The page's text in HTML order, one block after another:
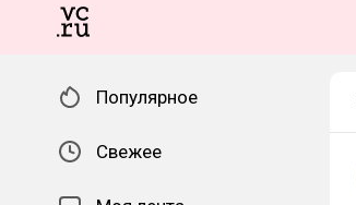
Популярное
Свежее